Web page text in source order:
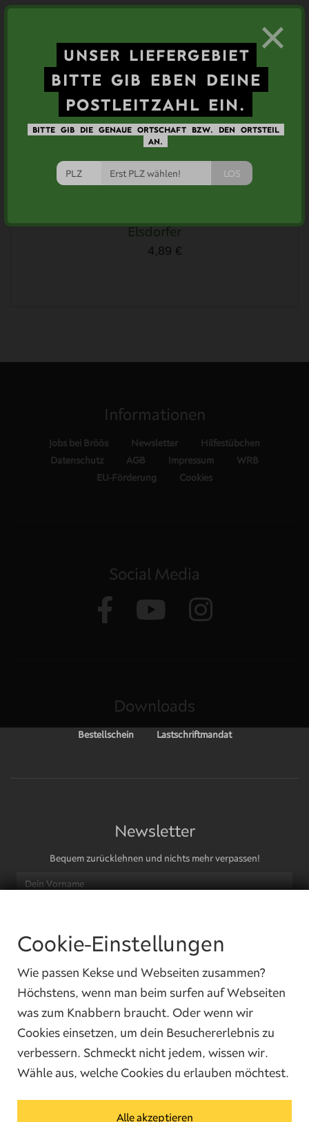
UNSER LIEFERGEBIET
BITTE GIB EBEN
DEINE
POSTLEITZAHL EIN.
BITTE GIB DIE GENAUE ORTSCHAFT BZW. DEN
ORTSTEIL
AN.
LOS
×
Ähnliche Artikel
Elsdorfer
4,89 €
Informationen
Jobs bei Bröös Newsletter
Hilfestübchen
Datenschutz
AGB Impressum
WRB
EU-Förderung
Cookies
Social Media
Downloads
Bestellschein Lastschriftmandat
Newsletter
Bequem zurücklehnen und nichts mehr verpassen!
Ja, ich habe dieDatenschutzbedingungengelesen und ich bin damit
Kontakt
Cookie-Einstellungen
Wie passen Kekse und Webseiten zusammen?
Höchstens, wenn man beim surfen auf Webseiten
was zum Knabbern braucht. Oder wenn wir
Cookies einsetzen, um dein Besuchererlebnis zu
verbessern. Schmeckt nicht jedem, wissen wir.
Wähle aus, welche Cookies du erlauben möchtest.
Alle akzeptieren